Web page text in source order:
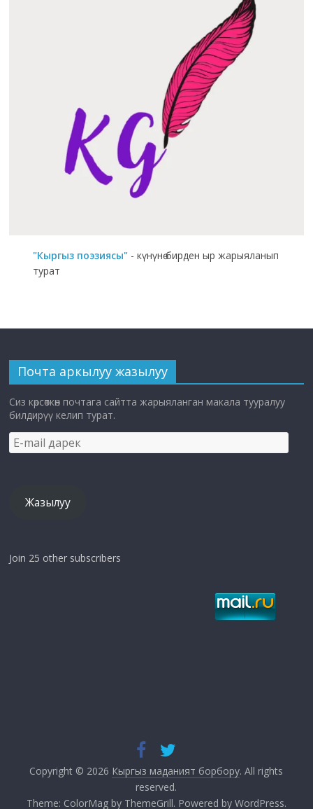
"Кыргыз поэзиясы" - күнүнө бирден ыр жарыяланып
турат
Почта аркылуу жазылуу
Сиз көрсөткөн почтага сайтта жарыяланган макала тууралуу
билдирүү келип турат.
E-
mail
Жазылуу
Join 25 other subscribers
Copyright © 2026 Кыргыз маданият борбору. All rights
reserved.
Theme: ColorMagby ThemeGrill. Powered by WordPress.